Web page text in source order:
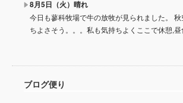
8月5日（火）晴れ
今日も蓼科牧場で牛の放牧が見られました。
ちよさそう。。。私も気持ちよくここで休憩,
ブログ便り